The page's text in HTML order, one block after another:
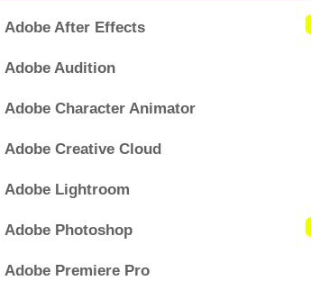
Adobe After Effects
Adobe Audition
Adobe Character Animator
Adobe Creative Cloud
Adobe Lightroom
Adobe Photoshop
Adobe Premiere Pro